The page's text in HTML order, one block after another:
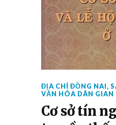
ĐỊA CHÍ ĐỒNG NAI,
VĂN HÓA DÂN GIAN
Cơ sở tín